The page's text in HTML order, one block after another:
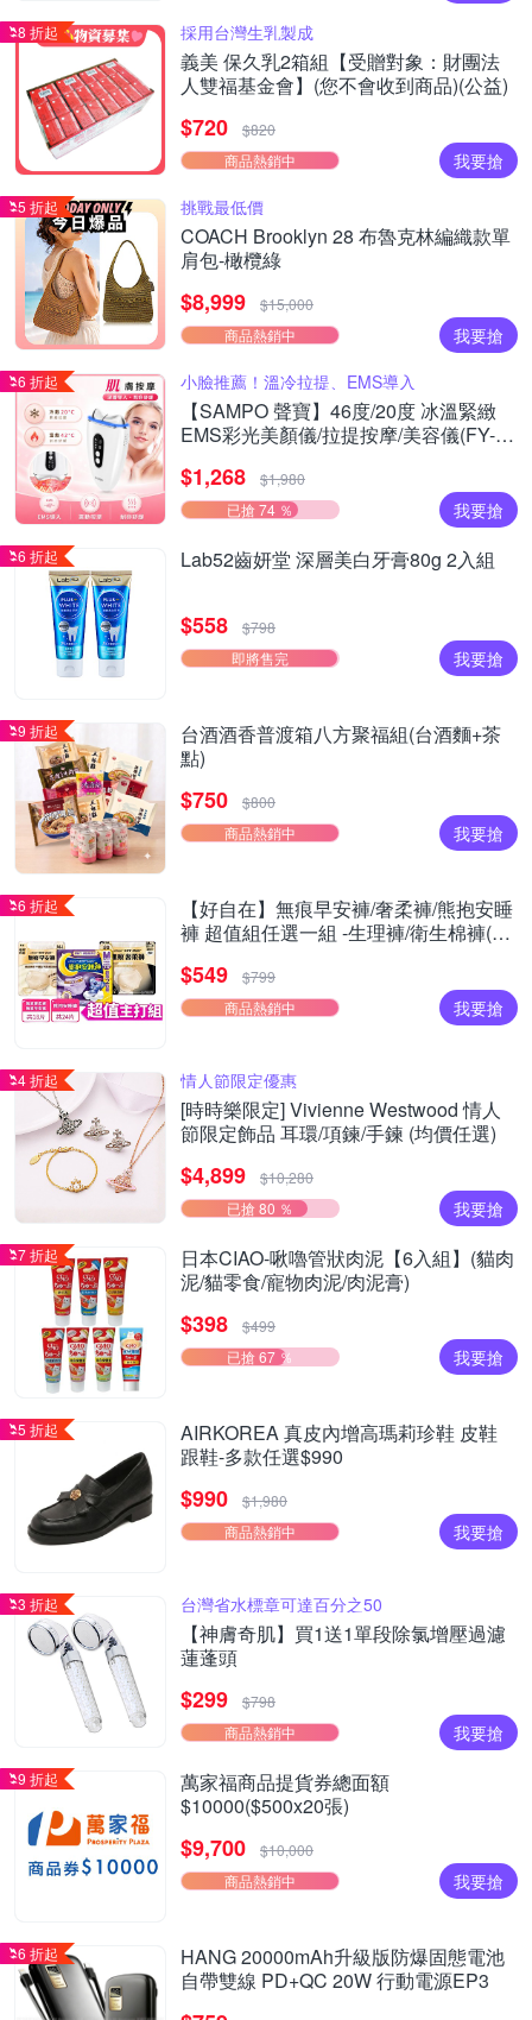
8 折起 採用台灣生乳製成
義美 保久乳2箱組【受贈對象：財團法
人雙福基金會】(您不會收到商品)(公益)
$720
$820
商品熱銷中
我要搶
5 折起 挑戰最低價
COACH Brooklyn 28 布魯克林編織款單
肩包-橄欖綠
$8,999
$15,000
商品熱銷中
我要搶
6 折起 小臉推薦！溫冷拉提、EMS導入
【SAMPO 聲寶】46度/20度 冰溫緊緻
EMS彩光美顏儀/拉提按摩/美容儀(FY-
$1,268
$1,980
已搶 74 ％
我要搶
6 折起 Lab52齒妍堂 深層美白牙膏80g 2入組
$558
$798
即將售完
我要搶
9 折起
台酒酒香普渡箱八方聚福組(台酒麵+茶
點)
$750
$800
商品熱銷中
我要搶
6 折起
【好自在】無痕早安褲/奢柔褲/熊抱安睡
褲 超值組任選一組 -生理褲/衛生棉褲(無
$549
$799
商品熱銷中
我要搶
4 折起 情人節限定優惠
[時時樂限定] Vivienne Westwood 情人
節限定飾品 耳環/項鍊/手鍊 (均價任選)
$4,899
$10,280
已搶 80 ％
我要搶
7 折起
日本CIAO-啾嚕管狀肉泥【6入組】(貓肉
泥/貓零食/寵物肉泥/肉泥膏)
$398
$499
已搶 67 ％
我要搶
5 折起
AIRKOREA 真皮內增高瑪莉珍鞋 皮鞋
跟鞋-多款任選$990
$990
$1,980
商品熱銷中
我要搶
3 折起 台灣省水標章可達百分之50
【神膚奇肌】買1送1單段除氯增壓過濾
蓮蓬頭
$299
$798
商品熱銷中
我要搶
9 折起
萬家福商品提貨券總面額
$10000($500x20張)
$9,700
$10,000
商品熱銷中
我要搶
6 折起
HANG 20000mAh升級版防爆固態電池
自帶雙線 PD+QC 20W 行動電源EP3